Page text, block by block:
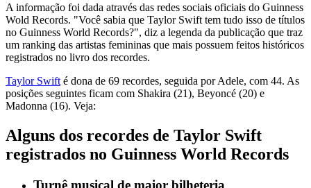
A informação foi dada através das redes sociais oficiais do Guinness
Wold Records. "Você sabia que Taylor Swift tem tudo isso de títulos
no Guinness World Records?", diz a legenda da publicação que traz
um ranking das artistas femininas que mais possuem feitos históricos
registrados no livro dos recordes.
Taylor Swift é dona de 69 recordes, seguida por Adele, com 44. As
posições seguintes ficam com Shakira (21), Beyoncé (20) e
Madonna (16). Veja:
Alguns dos recordes de Taylor Swift
registrados no Guinness World Records
Turnê musical de maior bilheteria